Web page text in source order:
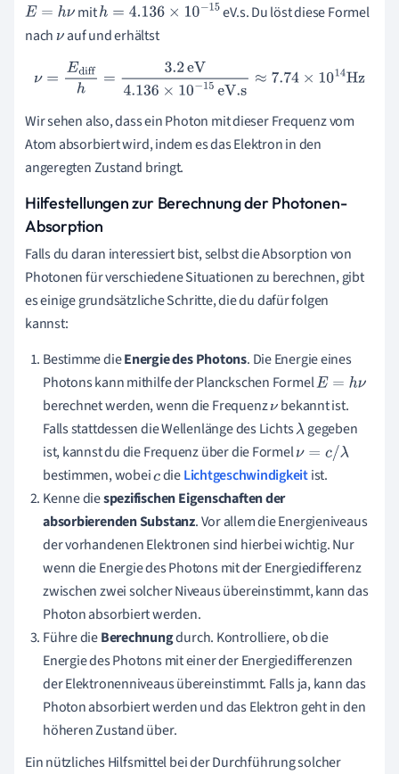
E= hν mith=4.136×10 −15
eV.s. Du löst diese Formel
nachν auf und erhältst
ν=Ediffh =3.2eV4.136×10−15eV.s ≈7.74 ×10 14 Hz
Wir sehen also, dass ein Photon mit dieser Frequenz vom
Atom absorbiert wird, indem es das Elektron in den
angeregten Zustand bringt.
Hilfestellungen zur Berechnung der Photonen-
Absorption
Falls du daran interessiert bist, selbst die Absorption von
Photonen für verschiedene Situationen zu berechnen, gibt
es einige grundsätzliche Schritte, die du dafür folgen
kannst:
Bestimme dieEnergie des Photons. Die Energie eines
Photons kann mithilfe der Planckschen FormelE= hν
berechnet werden, wenn die Frequenzν bekannt ist.
Falls stattdessen die Wellenlänge des Lichtsλ gegeben
ist, kannst du die Frequenz über die Formelν=c/ λ
bestimmen, wobeicdieLichtgeschwindigkeitist.
Kenne diespezifischen Eigenschaften der
absorbierenden Substanz. Vor allem die Energieniveaus
der vorhandenen Elektronen sind hierbei wichtig. Nur
wenn die Energie des Photons mit der Energiedifferenz
zwischen zwei solcher Niveaus übereinstimmt, kann das
Photon absorbiert werden.
Führe dieBerechnungdurch. Kontrolliere, ob die
Energie des Photons mit einer der Energiedifferenzen
der Elektronenniveaus übereinstimmt. Falls ja, kann das
Photon absorbiert werden und das Elektron geht in den
höheren Zustand über.
Ein nützliches Hilfsmittel bei der Durchführung solcher